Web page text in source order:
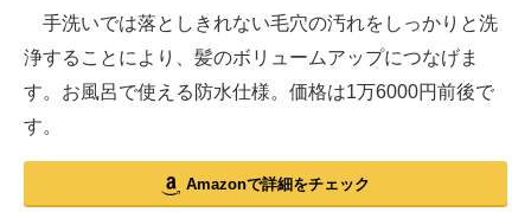
手洗いでは落としきれない毛穴の汚れをしっかりと洗
浄することにより、髪のボリュームアップにつなげま
す。お風呂で使える防水仕様。価格は1万6000円前後で
す。
Amazonで詳細をチェック